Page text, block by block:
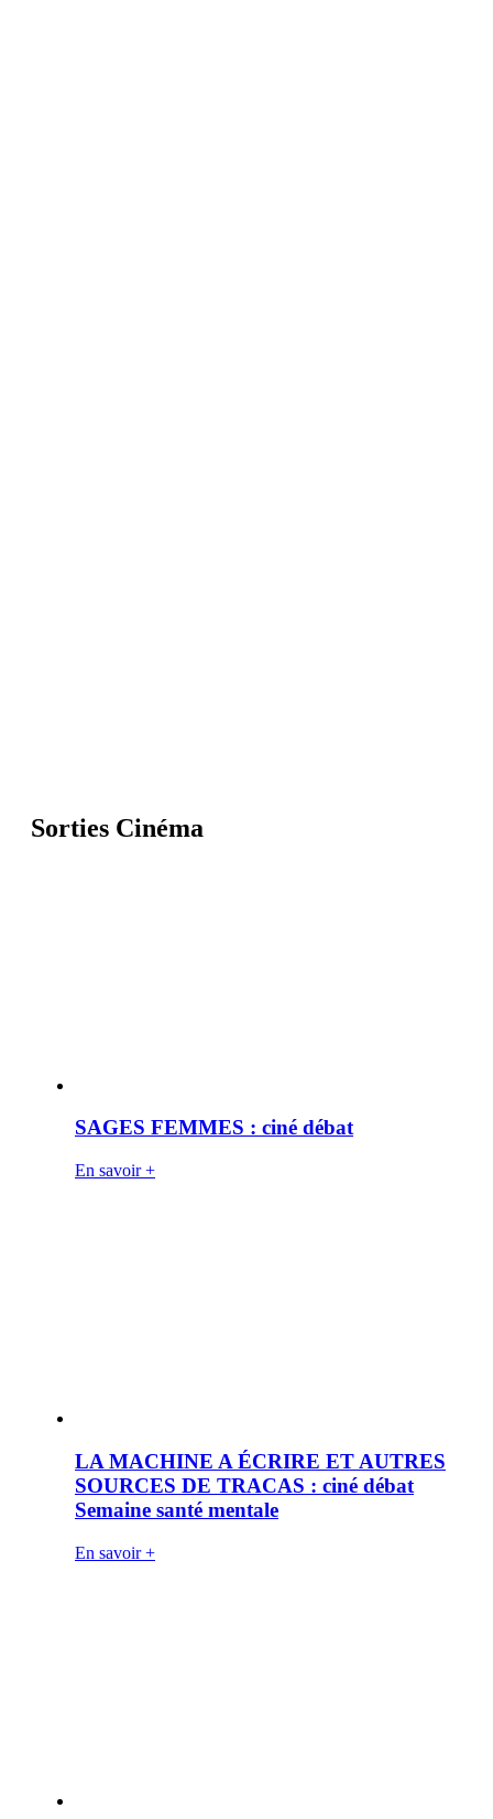
Sorties Cinéma
SAGES FEMMES : ciné débat
En savoir +
LA MACHINE A ÉCRIRE ET AUTRES
SOURCES DE TRACAS : ciné débat
Semaine santé mentale
En savoir +